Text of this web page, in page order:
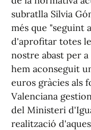
subratlla Silvia
més que "seguint
d'aprofitar totes
nostre abast per
hem aconseguit
euros gràcies als
Valenciana
del Ministeri
realització